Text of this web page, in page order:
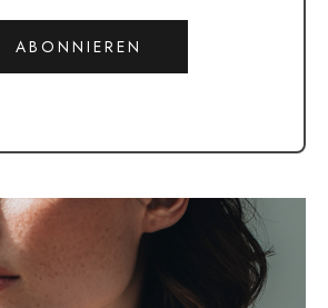
ABONNIEREN